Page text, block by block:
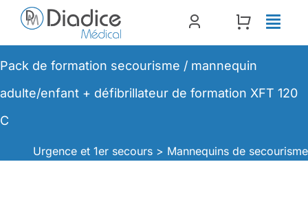
Passer
contenu
Pack de formation secourisme / mannequin
adulte/enfant + défibrillateur de formation XFT 120
C
Urgence et 1er secours > Mannequins de secourisme